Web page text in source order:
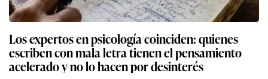
Los expertos en psicología coinciden: quienes
escriben con mala letra tienen el pensamiento
acelerado y no lo hacen por desinterés